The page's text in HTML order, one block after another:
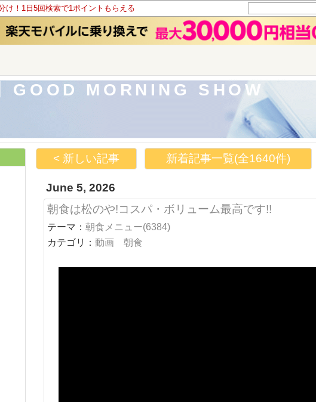
け！1日5回検索で1ポイントもらえる
GOOD MORNING SHOW
< 新しい記事 新着記事一覧(全1640件)
June 5, 2026
朝食は松のや!コスパ・ボリューム最高です!!
テーマ：朝食メニュー(6384)
カテゴリ：動画 朝食